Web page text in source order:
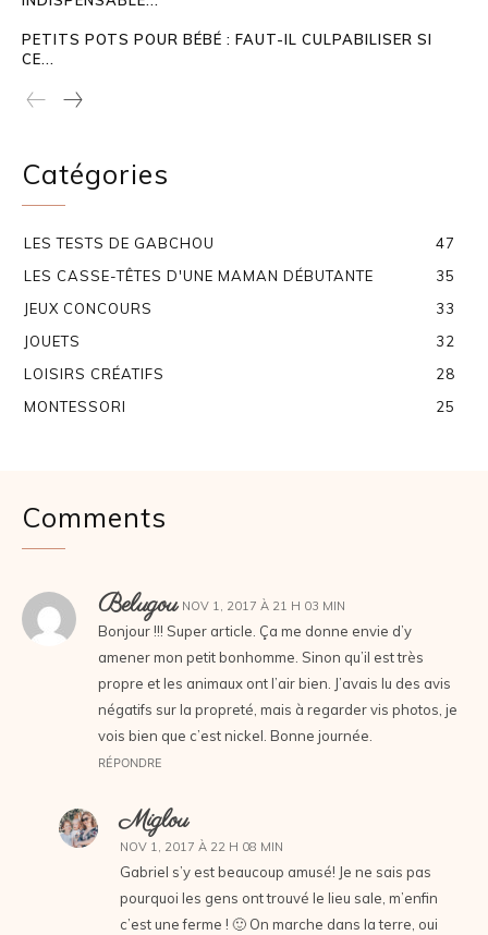
PETITS POTS POUR BÉBÉ : FAUT-IL CULPABILISER SI
CE...
Catégories
LES TESTS DE GABCHOU
47
LES CASSE-TÊTES D'UNE MAMAN DÉBUTANTE
35
JEUX CONCOURS
33
JOUETS
32
LOISIRS CRÉATIFS
28
MONTESSORI
25
Comments
Belugou NOV 1, 2017 À 21 H 03 MIN
Bonjour !!! Super article. Ça me donne envie d’y
amener mon petit bonhomme. Sinon qu’il est très
propre et les animaux ont l’air bien. J’avais lu des avis
négatifs sur la propreté, mais à regarder vis photos, je
vois bien que c’est nickel. Bonne journée.
RÉPONDRE
Miglou
NOV 1, 2017 À 22 H 08 MIN
Gabriel s’y est beaucoup amusé! Je ne sais pas
pourquoi les gens ont trouvé le lieu sale, m’enfin
c’est une ferme ! 🙂 On marche dans la terre, oui